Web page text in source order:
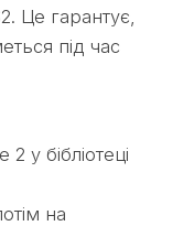
Це гарантує,
під час
у бібліотеці
на